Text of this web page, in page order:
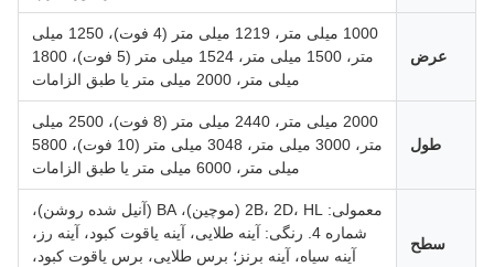
عرض
1000 میلی متر، 1219 میلی متر (4 فوت)، 1250 میلی
متر، 1500 میلی متر، 1524 میلی متر (5 فوت)، 1800
میلی متر، 2000 میلی متر یا طبق الزامات
2000 میلی متر، 2440 میلی متر (8 فوت)، 2500 میلی
متر، 3000 میلی متر، 3048 میلی متر (10 فوت)، 5800
میلی متر، 6000 میلی متر یا طبق الزامات
معمولی: 2B، 2D، HL (موچین)، BA (آنیل شده روشن)،
شماره 4. رنگی: آینه طلایی، آینه یاقوت کبود، آینه رز،
آینه سیاه، آینه برنز؛ برس طلایی، برس یاقوت کبود،